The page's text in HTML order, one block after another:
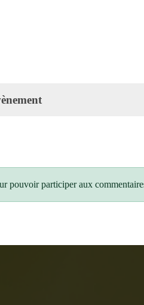
pouvoir participer aux